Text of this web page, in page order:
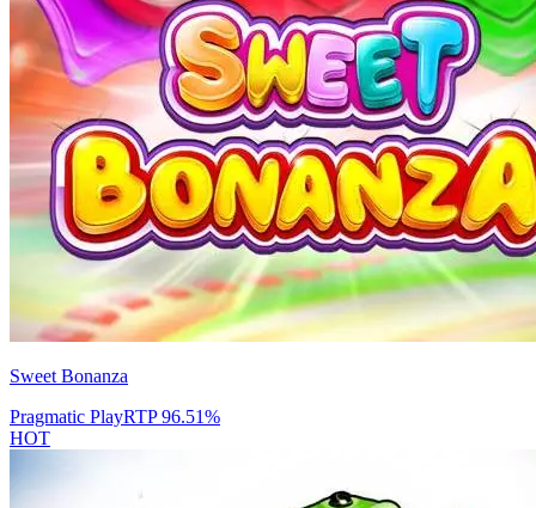
Sweet Bonanza
Pragmatic PlayRTP96.51%
HOT